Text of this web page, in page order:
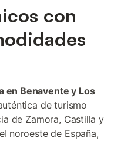
con
en Benavente y Los
de turismo
de Zamora, Castilla y
noroeste de España,